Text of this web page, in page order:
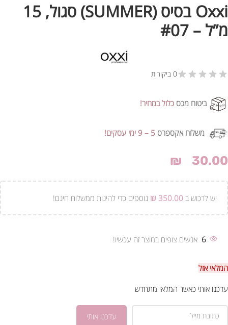
Oxxi בסיס (SUMMER) סגול, 15
מ”ל – #07
0 ביקורות
ביטוח מכס כלול במחיר!
משלוח אקספרס 5 – 9 ימי עסקים!
₪ 30.00
יש לרכוש ב ₪ 350.00 נוספים כדי להינות ממשלוח חינם!
6 אנשים צופים במוצר זה עכשיו!
המלאי אזל
עדכנו אותי כאשר המלאי מתחדש